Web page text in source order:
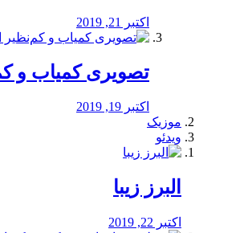
اکتبر 21, 2019
️تصویری کمیاب و
اکتبر 19, 2019
موزیک
ویدئو
البرز زیبا
اکتبر 22, 2019